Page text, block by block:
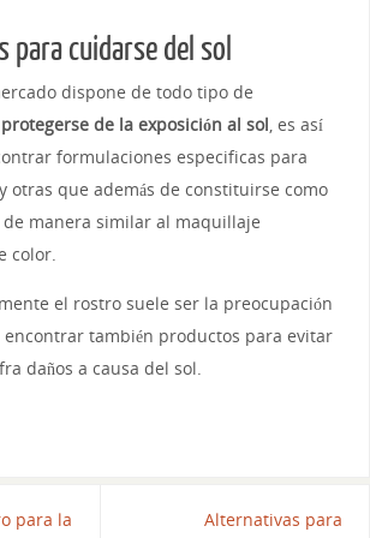
para cuidarse del sol
dispone de todo tipo de
protegerse de la exposición al sol , es así
formulaciones especificas para
otras que además de constituirse como
manera similar al maquillaje
color.
el rostro suele ser la preocupación
también productos para evitar
daños a causa del sol.
para la
Alternativas para